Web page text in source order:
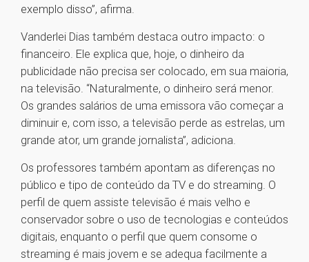
exemplo disso”, afirma.
Vanderlei Dias também destaca outro impacto: o
financeiro. Ele explica que, hoje, o dinheiro da
publicidade não precisa ser colocado, em sua maioria,
na televisão. “Naturalmente, o dinheiro será menor.
Os grandes salários de uma emissora vão começar a
diminuir e, com isso, a televisão perde as estrelas, um
grande ator, um grande jornalista”, adiciona.
Os professores também apontam as diferenças no
público e tipo de conteúdo da TV e do streaming. O
perfil de quem assiste televisão é mais velho e
conservador sobre o uso de tecnologias e conteúdos
digitais, enquanto o perfil que quem consome o
streaming é mais jovem e se adequa facilmente a